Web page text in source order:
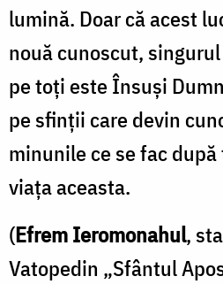
lumină. Doar că acest
nouă cunoscut,
pe toţi este Însuşi
pe sfinţii care devin
minunile ce se fac
viaţa aceasta.
(Efrem Ieromonahul,
Vatopedin „Sfântul